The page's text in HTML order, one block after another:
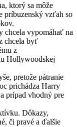
ktorý sa môže
príbuzenský vzťah so
chcela vypomáhať na
chcela byť
z
Hollywoodskej
pretože pátranie
prichádza Harry
prípad vhodný pre
Dôkazy,
či pravé a ďalšie